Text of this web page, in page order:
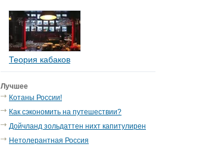
Теория кабаков
Лучшее
Котаны России!
Как сэкономить на путешествии?
Дойчланд зольдаттен нихт капитулирен
Нетолерантная Россия